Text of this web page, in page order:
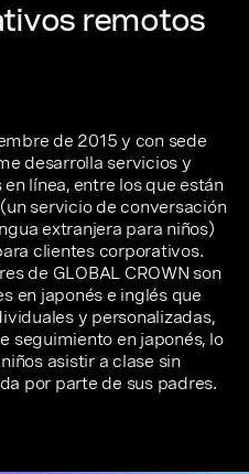
remotos
de 2015 y con sede
desarrolla servicios y
línea, entre los que están
(un servicio de conversación
extranjera para niños)
clientes corporativos.
de GLOBAL CROWN son
en japonés e inglés que
y personalizadas,
seguimiento en japonés, lo
asistir a clase sin
por parte de sus padres.